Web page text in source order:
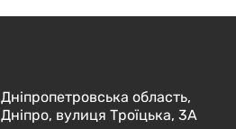
Дніпропетровська область,
Дніпро, вулиця Троїцька, 3А